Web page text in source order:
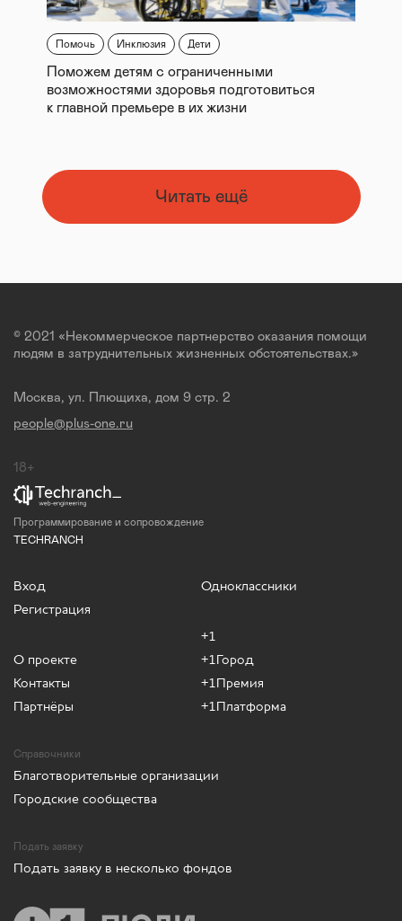
Помочь Инклюзия Дети
Поможем детям с ограниченными
возможностями здоровья подготовиться
к главной премьере в их жизни
Читать ещё
© 2021 «Некоммерческое партнерство оказания помощи
людям в затруднительных жизненных обстоятельствах.»
Москва, ул. Плющиха, дом 9 стр. 2
people@plus-one.ru
18+
Программирование и сопровождение
TECHRANCH
Вход
Регистрация
О проекте
Контакты
Партнёры
Одноклассники
+1
+1Город
+1Премия
+1Платформа
Справочники
Благотворительные организации
Городские сообщества
Подать заявку
Подать заявку в несколько фондов